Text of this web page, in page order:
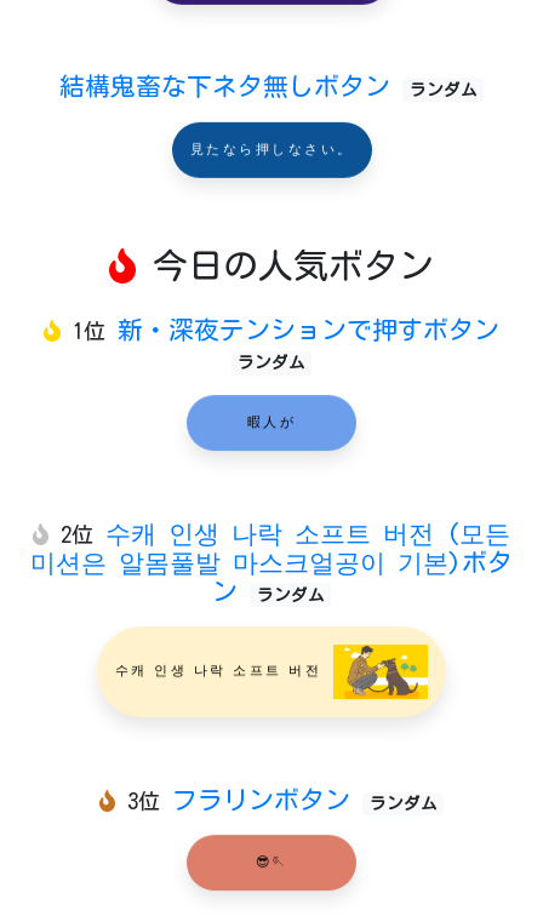
結構鬼畜な下ネタ無しボタン ランダム
見たなら押しなさい。
今日の人気ボタン
1位 新・深夜テンションで押すボタン
ランダム
暇人が
2位
수캐 인생 나락 소프트 버전 (모든
미션은 알몸풀발 마스크얼공이 기본)ボタ
ン
ランダム
수캐 인생 나락 소프트 버전
3位 フラリンボタン ランダム
😎🪡